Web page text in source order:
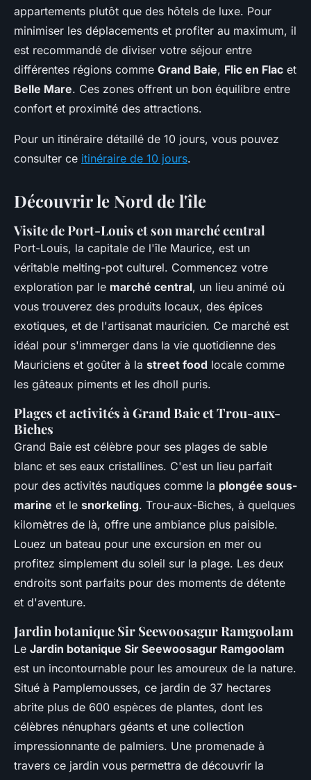
appartements plutôt que des hôtels de luxe. Pour
minimiser les déplacements et profiter au maximum, il
est recommandé de diviser votre séjour entre
différentes régions comme Grand Baie, Flic en Flac et
Belle Mare. Ces zones offrent un bon équilibre entre
confort et proximité des attractions.
Pour un itinéraire détaillé de 10 jours, vous pouvez
consulter ce itinéraire de 10 jours.
Découvrir le Nord de l'île
Visite de Port-Louis et son marché central
Port-Louis, la capitale de l'île Maurice, est un
véritable melting-pot culturel. Commencez votre
exploration par le marché central, un lieu animé où
vous trouverez des produits locaux, des épices
exotiques, et de l'artisanat mauricien. Ce marché est
idéal pour s'immerger dans la vie quotidienne des
Mauriciens et goûter à la street food locale comme
les gâteaux piments et les dholl puris.
Plages et activités à Grand Baie et Trou-aux-
Biches
Grand Baie est célèbre pour ses plages de sable
blanc et ses eaux cristallines. C'est un lieu parfait
pour des activités nautiques comme la plongée sous-
marine et le snorkeling. Trou-aux-Biches, à quelques
kilomètres de là, offre une ambiance plus paisible.
Louez un bateau pour une excursion en mer ou
profitez simplement du soleil sur la plage. Les deux
endroits sont parfaits pour des moments de détente
et d'aventure.
Jardin botanique Sir Seewoosagur Ramgoolam
Le Jardin botanique Sir Seewoosagur Ramgoolam
est un incontournable pour les amoureux de la nature.
Situé à Pamplemousses, ce jardin de 37 hectares
abrite plus de 600 espèces de plantes, dont les
célèbres nénuphars géants et une collection
impressionnante de palmiers. Une promenade à
travers ce jardin vous permettra de découvrir la